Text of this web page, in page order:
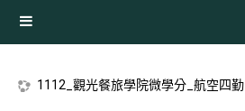
側板
1112_觀光餐旅學院微學分_航空四勤